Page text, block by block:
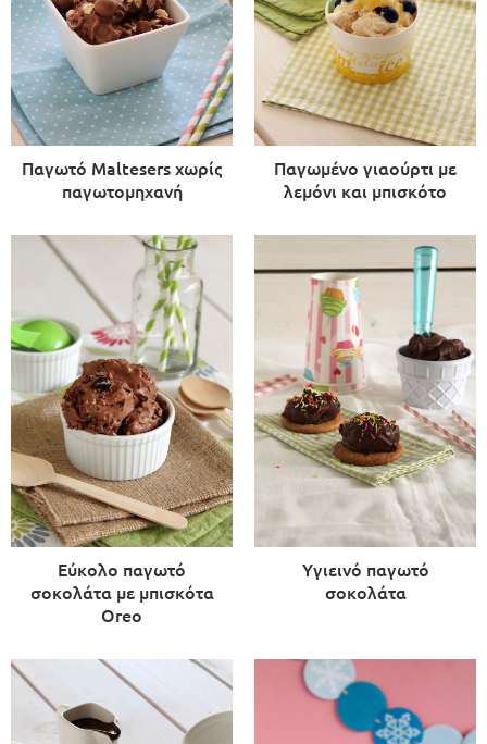
Παγωτό Maltesers χωρίς
παγωτομηχανή
Παγωμένο γιαούρτι με
λεμόνι και μπισκότο
Εύκολο παγωτό
σοκολάτα με μπισκότα
Oreo
Υγιεινό παγωτό
σοκολάτα